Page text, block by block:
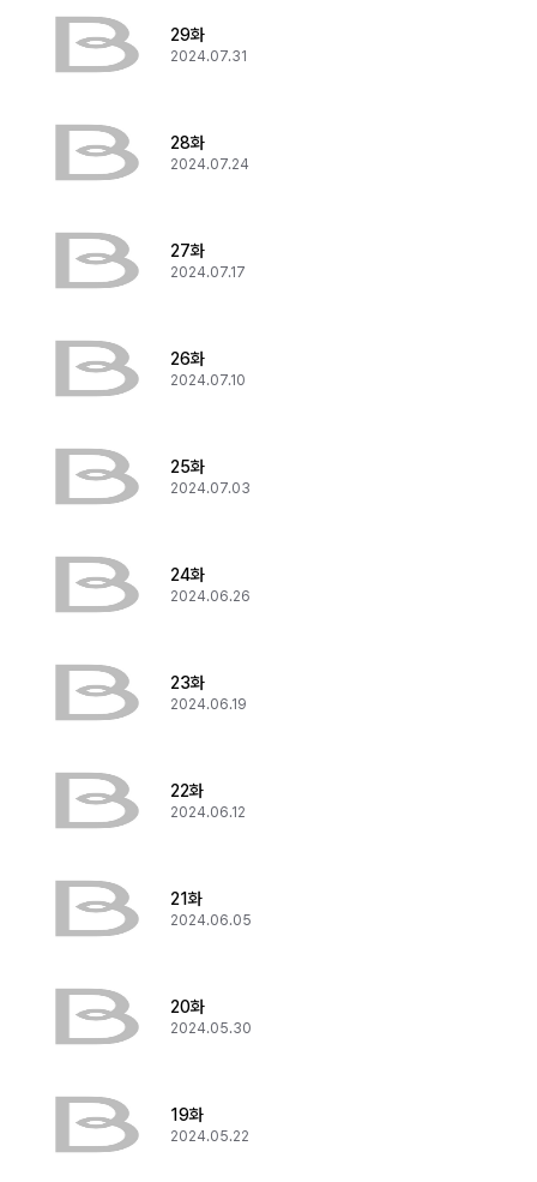
29화
2024.07.31
28화
2024.07.24
27화
2024.07.17
26화
2024.07.10
25화
2024.07.03
24화
2024.06.26
23화
2024.06.19
22화
2024.06.12
21화
2024.06.05
20화
2024.05.30
19화
2024.05.22